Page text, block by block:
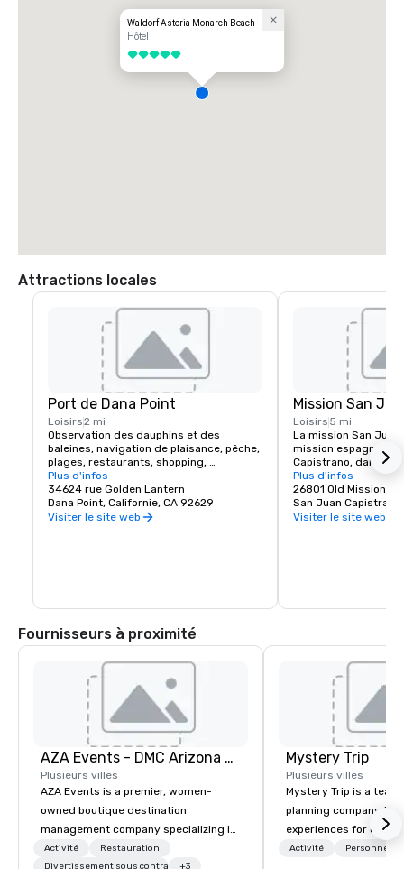
Waldorf Astoria Monarch Beach
Hôtel
5 sur 5
Attractions locales
Port de Dana Point
Loisirs2 mi
Observation des dauphins et des
baleines, navigation de plaisance, pêche,
plages, restaurants, shopping,
antiquités, arts et musées
Plus d'infos
34624 rue Golden Lantern
Dana Point, Californie, CA 92629
Visiter le site web
Mission San
Loisirs 5 mi
La mission San
mission espagnole
Capistrano, dans le
Californie. Fondée le
dans la ville
par des
espagnols de
Nouvelle-Espagne.
mexicain en 1833 et
catholique romaine
des États-Unis en
La mission a été
ans par un certain
catastrophes
de restauration et
d'environ 1910. Il
comme un musée.
Plus d'infos
26801 Old Mission
San Juan
Visiter le site web
Fournisseurs à proximité
AZA Events - DMC Arizona and Southern California
Plusieurs villes
AZA Events is a premier, women-
owned boutique destination
management company specializing in
exceptional corporate experiences
Activité
Restauration
Divertissement sous contrat
+3
Mystery Trip
Plusieurs villes
Mystery Trip is a
planning company
experiences for our
"mystery" is that
Activité Personnel